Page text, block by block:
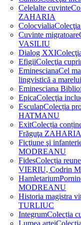
Celelalte cuvinte
ZAHARIA
Colocvialia
Cuvinte migratoare
VASILIU
Dialog XXI
EfigiiColecţia
EminescianaCel
lingvistică a
Eminesciana
EpicaColecţia
EsculapColecția
HATMANU
ExitColecția
Frăguţa ZAHARIA
Ficţiune şi
MODREANU
FidesColecția
VIERIU, Codrin
Hamletarium
MODREANU
Historia magistra
TURLIUC
IntegrumColecția
Lumea artei